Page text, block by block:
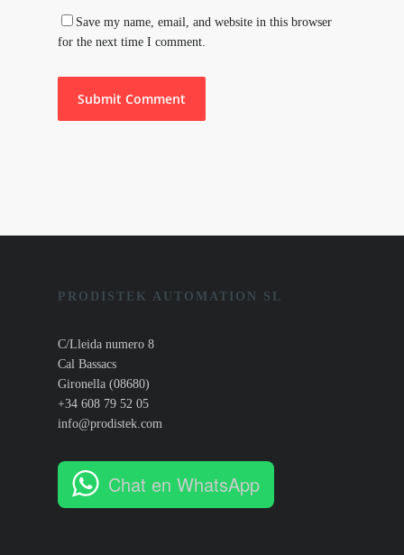
Save my name, email, and website in this browser
for the next time I comment.
PRODISTEK AUTOMATION SL
C/Lleida numero 8
Cal Bassacs
Gironella (08680)
+34 608 79 52 05
info@prodistek.com
Chat en WhatsApp